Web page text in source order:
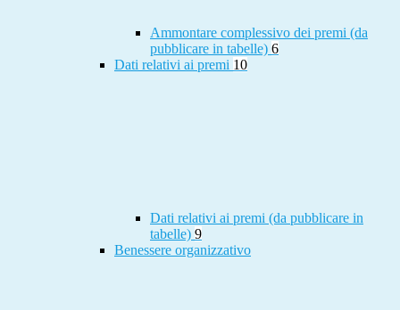
Ammontare complessivo dei premi (da
pubblicare in tabelle) 6
Dati relativi ai premi 10
Dati relativi ai premi (da pubblicare in
tabelle) 9
Benessere organizzativo